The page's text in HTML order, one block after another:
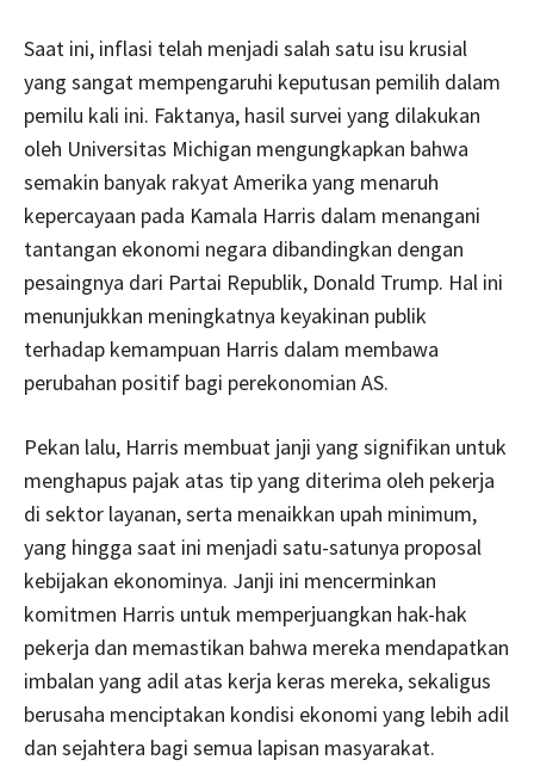
Saat ini, inflasi telah menjadi salah satu isu krusial
yang sangat mempengaruhi keputusan pemilih dalam
pemilu kali ini. Faktanya, hasil survei yang dilakukan
oleh Universitas Michigan mengungkapkan bahwa
semakin banyak rakyat Amerika yang menaruh
kepercayaan pada Kamala Harris dalam menangani
tantangan ekonomi negara dibandingkan dengan
pesaingnya dari Partai Republik, Donald Trump. Hal ini
menunjukkan meningkatnya keyakinan publik
terhadap kemampuan Harris dalam membawa
perubahan positif bagi perekonomian AS.
Pekan lalu, Harris membuat janji yang signifikan untuk
menghapus pajak atas tip yang diterima oleh pekerja
di sektor layanan, serta menaikkan upah minimum,
yang hingga saat ini menjadi satu-satunya proposal
kebijakan ekonominya. Janji ini mencerminkan
komitmen Harris untuk memperjuangkan hak-hak
pekerja dan memastikan bahwa mereka mendapatkan
imbalan yang adil atas kerja keras mereka, sekaligus
berusaha menciptakan kondisi ekonomi yang lebih adil
dan sejahtera bagi semua lapisan masyarakat.